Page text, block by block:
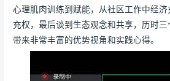
心理肌肉训练到赋能，从社区工作中经
充权，最后谈到生态观念和共享，历时
带来非常丰富的优势视角和实践心得。